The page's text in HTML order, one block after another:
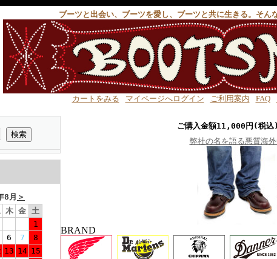
ブーツと出会い、ブーツを愛し、ブーツと共に生きる。そん
カートをみる マイページへログイン ご利用案内 FAQ
8月 ＞
木 金 土
1
6 7
8
13 14 15
ご購入金額11,000円(税込
弊社の名を語る悪質海
BRAND